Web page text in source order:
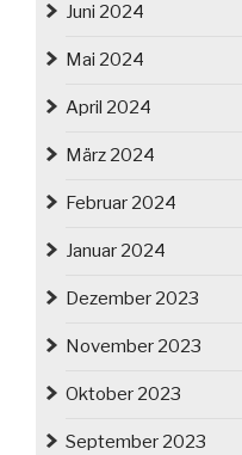
Juni 2024
Mai 2024
April 2024
März 2024
Februar 2024
Januar 2024
Dezember 2023
November 2023
Oktober 2023
September 2023